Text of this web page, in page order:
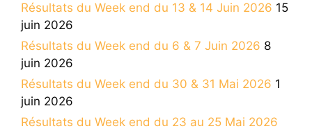
Résultats du Week end du 13 & 14 Juin 2026 15
juin 2026
Résultats du Week end du 6 & 7 Juin 2026 8
juin 2026
Résultats du Week end du 30 & 31 Mai 2026 1
juin 2026
Résultats du Week end du 23 au 25 Mai 2026